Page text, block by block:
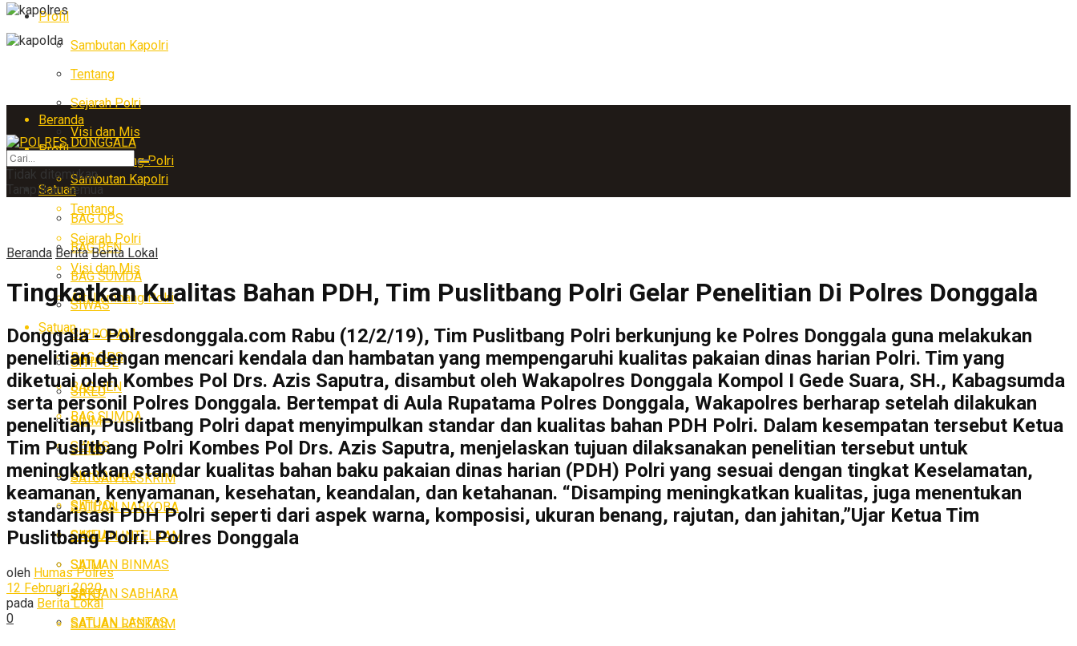
Profil
Sambutan Kapolri
Tentang
Sejarah Polri
Visi dan Mis
Arti Lambang Polri
Satuan
BAG OPS
BAG REN
BAG SUMDA
SIWAS
SIPROPAM
SITIPOL
SIKEU
SIUM
SPKT
SATUAN RESKRIM
SATUAN NARKOBA
SATUAN INTELKAM
SATUAN BINMAS
SATUAN SABHARA
SATUAN LANTAS
Beranda
Profil
Sambutan Kapolri
Tentang
Sejarah Polri
Visi dan Mis
Arti Lambang Polri
Satuan
BAG OPS
BAG REN
BAG SUMDA
SIWAS
SIPROPAM
SITIPOL
SIKEU
SIUM
SPKT
SATUAN RESKRIM
Tidak ditemukan
Tampilkan semua
Beranda Berita Berita Lokal
Tingkatkan Kualitas Bahan PDH, Tim Puslitbang Polri Gelar Penelitian Di Polres Donggala
Donggala - Polresdonggala.com Rabu (12/2/19), Tim Puslitbang Polri berkunjung ke Polres Donggala guna melakukan
penelitian dengan mencari kendala dan hambatan yang mempengaruhi kualitas pakaian dinas harian Polri. Tim yang
diketuai oleh Kombes Pol Drs. Azis Saputra, disambut oleh Wakapolres Donggala Kompol I Gede Suara, SH., Kabagsumda
serta personil Polres Donggala. Bertempat di Aula Rupatama Polres Donggala, Wakapolres berharap setelah dilakukan
penelitian, Puslitbang Polri dapat menyimpulkan standar dan kualitas bahan PDH Polri. Dalam kesempatan tersebut Ketua
Tim Puslitbang Polri Kombes Pol Drs. Azis Saputra, menjelaskan tujuan dilaksanakan penelitian tersebut untuk
meningkatkan standar kualitas bahan baku pakaian dinas harian (PDH) Polri yang sesuai dengan tingkat Keselamatan,
keamanan, kenyamanan, kesehatan, keandalan, dan ketahanan. “Disamping meningkatkan kualitas, juga menentukan
standarisasi PDH Polri seperti dari aspek warna, komposisi, ukuran benang, rajutan, dan jahitan,”Ujar Ketua Tim
Puslitbang Polri. Polres Donggala
oleh Humas Polres
12 Februari 2020
pada Berita Lokal
0